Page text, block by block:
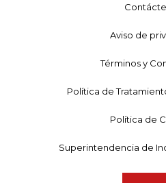
Aviso de
Términos y
Política de
Política de
Superintendencia de